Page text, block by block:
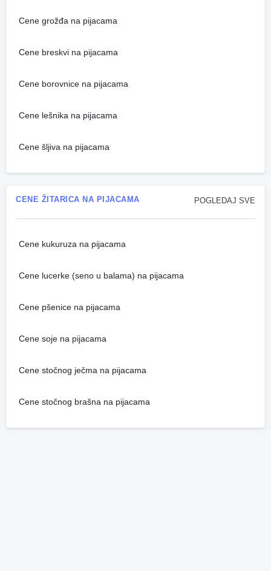
Cene grožđa na pijacama
Cene breskvi na pijacama
Cene borovnice na pijacama
Cene lešnika na pijacama
Cene šljiva na pijacama
POGLEDAJ SVE
CENE ŽITARICA NA PIJACAMA
Cene kukuruza na pijacama
Cene lucerke (seno u balama) na pijacama
Cene pšenice na pijacama
Cene soje na pijacama
Cene stočnog ječma na pijacama
Cene stočnog brašna na pijacama